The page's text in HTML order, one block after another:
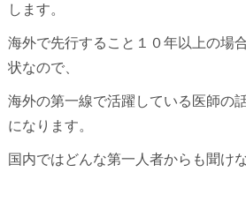
します。
海外で先行すること１０年以上の場
状なので、
海外の第一線で活躍している医師の
になります。
国内ではどんな第一人者からも聞け